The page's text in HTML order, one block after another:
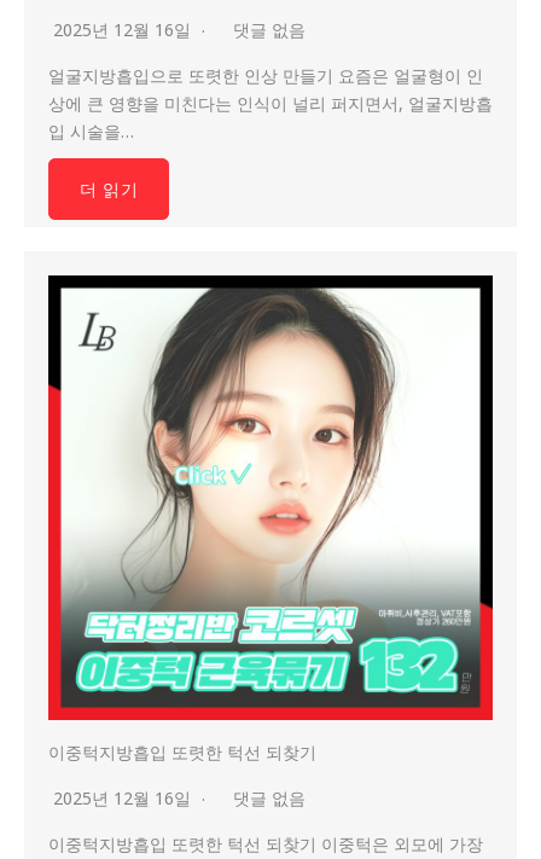
2025년 12월 16일
댓글 없음
얼굴지방흡입으로 또렷한 인상 만들기 요즘은 얼굴형이 인
상에 큰 영향을 미친다는 인식이 널리 퍼지면서, 얼굴지방흡
입 시술을…
더 읽기
이중턱지방흡입 또렷한 턱선 되찾기
2025년 12월 16일
댓글 없음
이중턱지방흡입 또렷한 턱선 되찾기 이중턱은 외모에 가장